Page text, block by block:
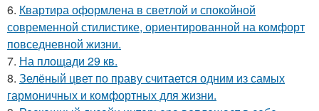
6. Квартира оформлена в светлой и спокойной
современной стилистике, ориентированной на комфорт
повседневной жизни.
7. На площади 29 кв.
8. Зелёный цвет по праву считается одним из самых
гармоничных и комфортных для жизни.